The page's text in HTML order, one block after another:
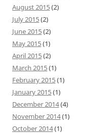
August 2015(2)
July 2015(2)
June 2015(2)
May 2015(1)
April 2015(2)
March 2015(1)
February 2015(1)
January 2015(1)
December 2014(4)
November 2014(1)
October 2014(1)